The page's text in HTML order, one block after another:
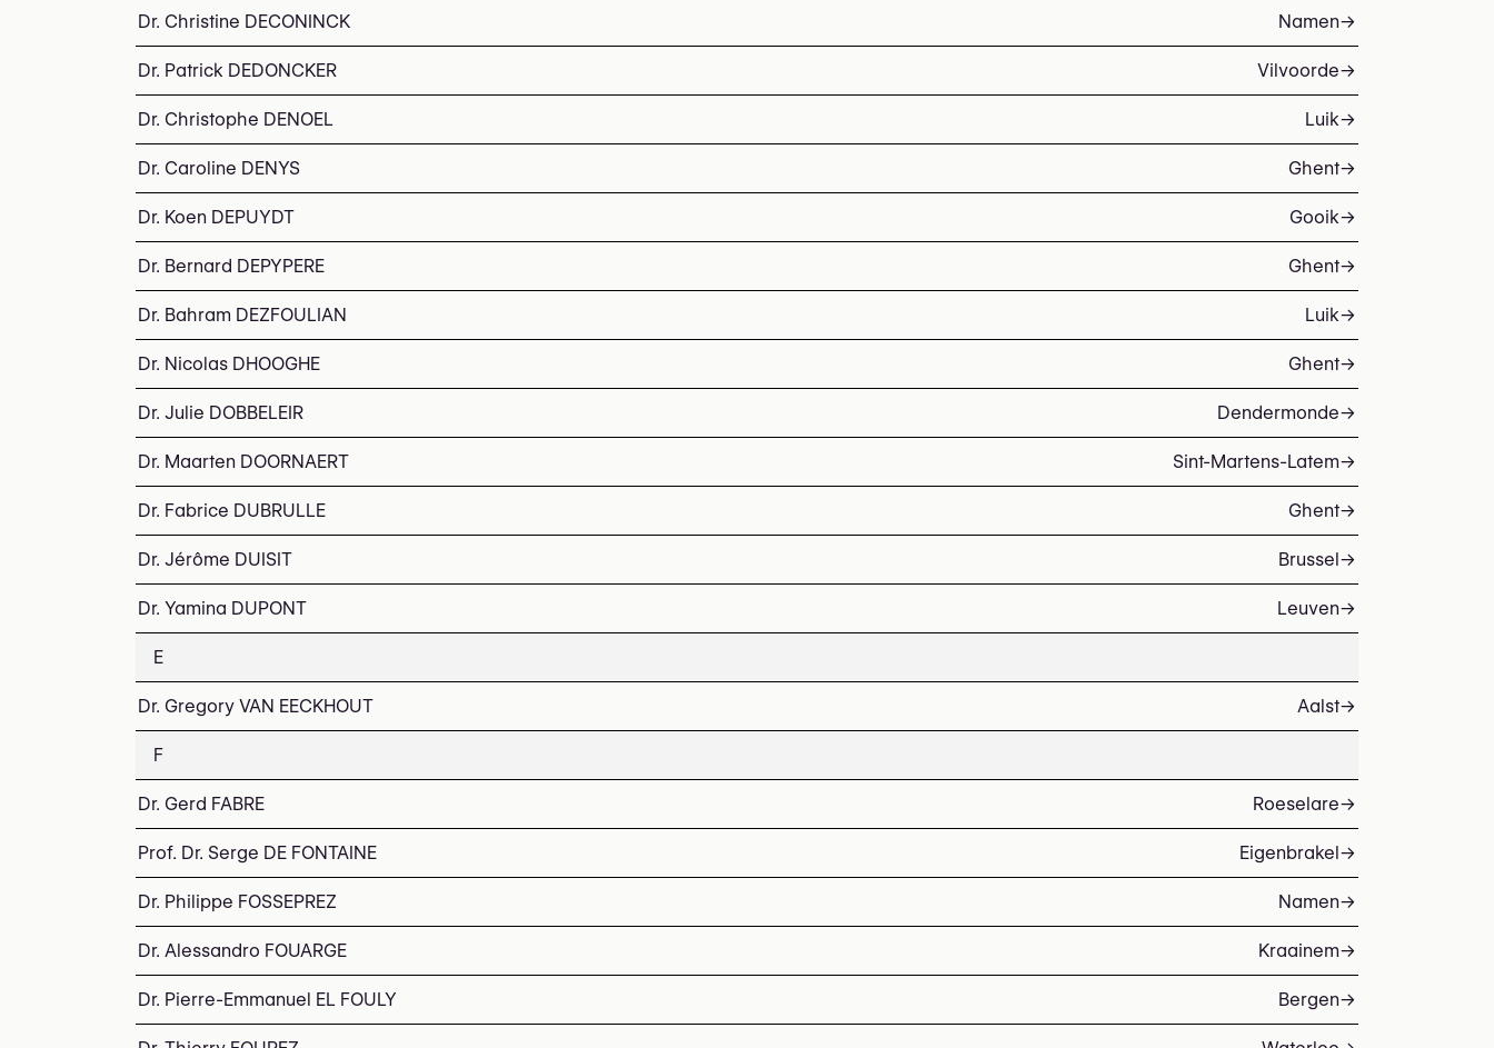
Dr. Christine DECONINCK Namen→
Dr. Patrick DEDONCKER Vilvoorde→
Dr. Christophe DENOEL Luik→
Dr. Caroline DENYS Ghent→
Dr. Koen DEPUYDT Gooik→
Dr. Bernard DEPYPERE Ghent→
Dr. Bahram DEZFOULIAN Luik→
Dr. Nicolas DHOOGHE Ghent→
Dr. Julie DOBBELEIR Dendermonde→
Dr. Maarten DOORNAERT Sint-Martens-Latem→
Dr. Fabrice DUBRULLE Ghent→
Dr. Jérôme DUISIT Brussel→
Dr. Yamina DUPONT Leuven→
E
Dr. Gregory VAN EECKHOUT Aalst→
F
Dr. Gerd FABRE Roeselare→
Prof. Dr. Serge DE FONTAINE Eigenbrakel→
Dr. Philippe FOSSEPREZ Namen→
Dr. Alessandro FOUARGE Kraainem→
Dr. Pierre-Emmanuel EL FOULY Bergen→